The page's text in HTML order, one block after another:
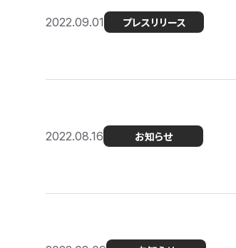
2022.09.01 プレスリリース
2022.08.16 お知らせ